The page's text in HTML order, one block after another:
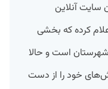
آنلاین
کرده که بخشی
است و حالا
۹۰ درصد سفارش‌های خود را از دست